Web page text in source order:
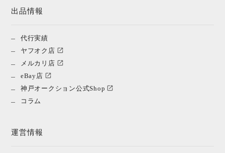
出品情報
代行実績
ヤフオク店
メルカリ店
eBay店
神戸オークション公式Shop
コラム
運営情報